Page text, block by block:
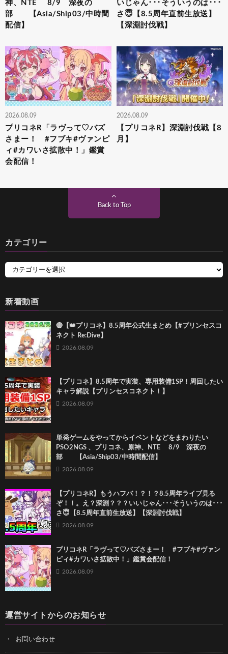
神、NTE 8/9 深夜の
部 【Asia/Ship03/中時間
配信】
いじゃん･･･そういうのは･･･
さ😇【8.5周年直前生放送】
【深淵討伐戦】
2026.08.09
プリコネR「ラヴって♡バズ
さまー！ #フブキ#ヴァンピ
ィ#カワいさ拡散中！」鑑賞
会配信！
2026.08.09
【プリコネR】深淵討伐戦【8
月】
Back to Top
カテゴリー
新着動画
🔴【👑プリコネ】8.5周年公式生まとめ【#プリンセスコ
ネクト Re:Dive】
2026.08.09
【プリコネ】8.5周年で実装、専用装備1SP！周回したい
キャラ解説【プリンセスコネクト！】
2026.08.09
単発ゲームをやってからイベントなどをまわりたい
PSO2NGS 、プリコネ、原神、NTE 8/9 深夜の
部 【Asia/Ship03/中時間配信】
2026.08.09
【プリコネR】もうハフバ！？！？8.5周年ライブ見る
ぞ！！。え？深淵？？？いいじゃん･･･そういうのは･･･
さ😇【8.5周年直前生放送】【深淵討伐戦】
2026.08.09
プリコネR「ラヴって♡バズさまー！ #フブキ#ヴァン
ピィ#カワいさ拡散中！」鑑賞会配信！
2026.08.09
運営サイトからのお知らせ
お問い合わせ